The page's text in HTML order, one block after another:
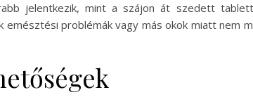
jelentkezik, mint a szájon át szedett
emésztési problémák vagy más okok miatt nem